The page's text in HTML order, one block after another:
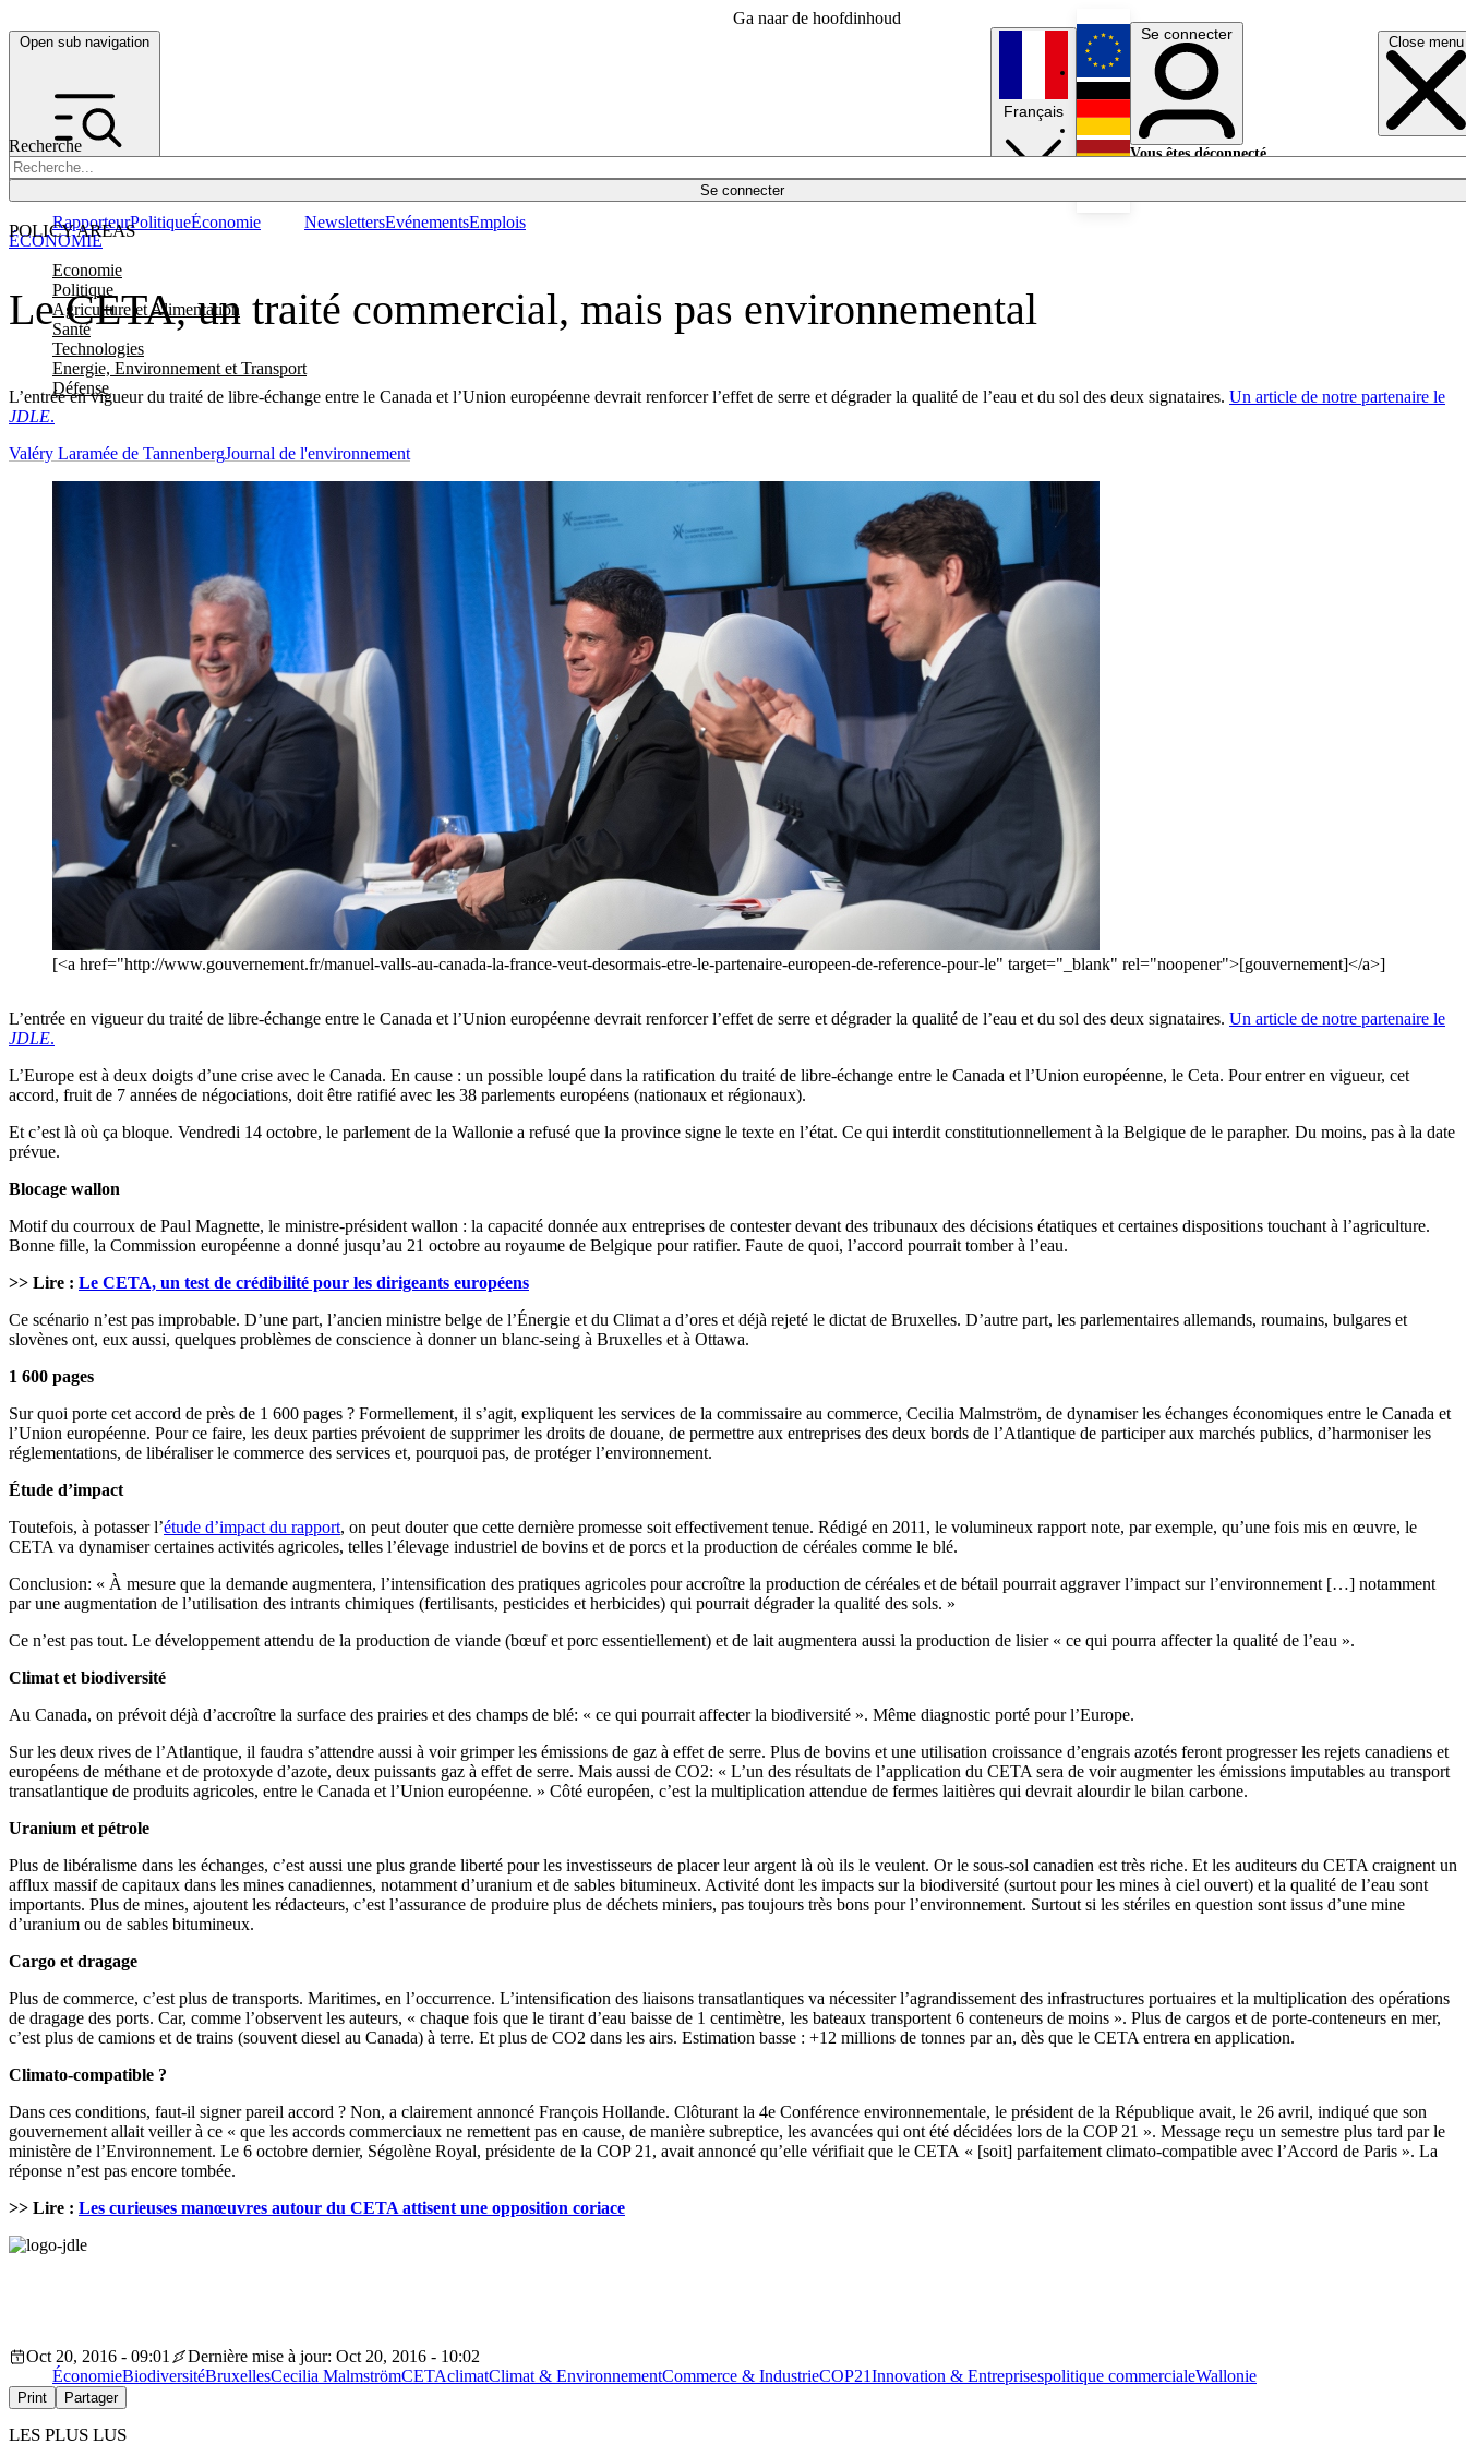
Ga naar de hoofdinhoud
Open sub navigation Close menu
Recherche
Se connecter
POLICY AREAS
Economie
Politique
Agriculture et Alimentation
Santé
Technologies
Energie, Environnement et Transport
Défense
RapporteurPolitiqueÉconomie NewslettersEvénementsEmplois
Français
English
Deutsch
Se connecter
Vous êtes déconnecté.
Le CETA, un traité commercial, mais pas environnemental
L’entrée en vigueur du traité de libre-échange entre le Canada et l’Union européenne devrait renforcer l’effet de serre et dégrader la qualité de l’eau et du sol des deux signataires. Un article de notre partenaire le
JDLE.
ÉCONOMIE
Valéry Laramée de TannenbergJournal de l'environnement
[<a href="http://www.gouvernement.fr/manuel-valls-au-canada-la-france-veut-desormais-etre-le-partenaire-europeen-de-reference-pour-le" target="_blank" rel="noopener">[gouvernement]</a>]
L’entrée en vigueur du traité de libre-échange entre le Canada et l’Union européenne devrait renforcer l’effet de serre et dégrader la qualité de l’eau et du sol des deux signataires. Un article de notre partenaire le
JDLE.
L’Europe est à deux doigts d’une crise avec le Canada. En cause : un possible loupé dans la ratification du traité de libre-échange entre le Canada et l’Union européenne, le Ceta. Pour entrer en vigueur, cet
accord, fruit de 7 années de négociations, doit être ratifié avec les 38 parlements européens (nationaux et régionaux).
Et c’est là où ça bloque. Vendredi 14 octobre, le parlement de la Wallonie a refusé que la province signe le texte en l’état. Ce qui interdit constitutionnellement à la Belgique de le parapher. Du moins, pas à la date
prévue.
Blocage wallon
Motif du courroux de Paul Magnette, le ministre-président wallon : la capacité donnée aux entreprises de contester devant des tribunaux des décisions étatiques et certaines dispositions touchant à l’agriculture.
Bonne fille, la Commission européenne a donné jusqu’au 21 octobre au royaume de Belgique pour ratifier. Faute de quoi, l’accord pourrait tomber à l’eau.
>> Lire : Le CETA, un test de crédibilité pour les dirigeants européens
Ce scénario n’est pas improbable. D’une part, l’ancien ministre belge de l’Énergie et du Climat a d’ores et déjà rejeté le dictat de Bruxelles. D’autre part, les parlementaires allemands, roumains, bulgares et
slovènes ont, eux aussi, quelques problèmes de conscience à donner un blanc-seing à Bruxelles et à Ottawa.
1 600 pages
Sur quoi porte cet accord de près de 1 600 pages ? Formellement, il s’agit, expliquent les services de la commissaire au commerce, Cecilia Malmström, de dynamiser les échanges économiques entre le Canada et
l’Union européenne. Pour ce faire, les deux parties prévoient de supprimer les droits de douane, de permettre aux entreprises des deux bords de l’Atlantique de participer aux marchés publics, d’harmoniser les
réglementations, de libéraliser le commerce des services et, pourquoi pas, de protéger l’environnement.
Étude d’impact
Toutefois, à potasser l’étude d’impact du rapport, on peut douter que cette dernière promesse soit effectivement tenue. Rédigé en 2011, le volumineux rapport note, par exemple, qu’une fois mis en œuvre, le
CETA va dynamiser certaines activités agricoles, telles l’élevage industriel de bovins et de porcs et la production de céréales comme le blé.
Conclusion: « À mesure que la demande augmentera, l’intensification des pratiques agricoles pour accroître la production de céréales et de bétail pourrait aggraver l’impact sur l’environnement […] notamment
par une augmentation de l’utilisation des intrants chimiques (fertilisants, pesticides et herbicides) qui pourrait dégrader la qualité des sols. »
Ce n’est pas tout. Le développement attendu de la production de viande (bœuf et porc essentiellement) et de lait augmentera aussi la production de lisier « ce qui pourra affecter la qualité de l’eau ».
Climat et biodiversité
Au Canada, on prévoit déjà d’accroître la surface des prairies et des champs de blé: « ce qui pourrait affecter la biodiversité ». Même diagnostic porté pour l’Europe.
Sur les deux rives de l’Atlantique, il faudra s’attendre aussi à voir grimper les émissions de gaz à effet de serre. Plus de bovins et une utilisation croissance d’engrais azotés feront progresser les rejets canadiens et
européens de méthane et de protoxyde d’azote, deux puissants gaz à effet de serre. Mais aussi de CO2: « L’un des résultats de l’application du CETA sera de voir augmenter les émissions imputables au transport
transatlantique de produits agricoles, entre le Canada et l’Union européenne. » Côté européen, c’est la multiplication attendue de fermes laitières qui devrait alourdir le bilan carbone.
Uranium et pétrole
Plus de libéralisme dans les échanges, c’est aussi une plus grande liberté pour les investisseurs de placer leur argent là où ils le veulent. Or le sous-sol canadien est très riche. Et les auditeurs du CETA craignent un
afflux massif de capitaux dans les mines canadiennes, notamment d’uranium et de sables bitumineux. Activité dont les impacts sur la biodiversité (surtout pour les mines à ciel ouvert) et la qualité de l’eau sont
importants. Plus de mines, ajoutent les rédacteurs, c’est l’assurance de produire plus de déchets miniers, pas toujours très bons pour l’environnement. Surtout si les stériles en question sont issus d’une mine
d’uranium ou de sables bitumineux.
Cargo et dragage
Plus de commerce, c’est plus de transports. Maritimes, en l’occurrence. L’intensification des liaisons transatlantiques va nécessiter l’agrandissement des infrastructures portuaires et la multiplication des opérations
de dragage des ports. Car, comme l’observent les auteurs, « chaque fois que le tirant d’eau baisse de 1 centimètre, les bateaux transportent 6 conteneurs de moins ». Plus de cargos et de porte-conteneurs en mer,
c’est plus de camions et de trains (souvent diesel au Canada) à terre. Et plus de CO2 dans les airs. Estimation basse : +12 millions de tonnes par an, dès que le CETA entrera en application.
Climato-compatible ?
Dans ces conditions, faut-il signer pareil accord ? Non, a clairement annoncé François Hollande. Clôturant la 4e Conférence environnementale, le président de la République avait, le 26 avril, indiqué que son
gouvernement allait veiller à ce « que les accords commerciaux ne remettent pas en cause, de manière subreptice, les avancées qui ont été décidées lors de la COP 21 ». Message reçu un semestre plus tard par le
ministère de l’Environnement. Le 6 octobre dernier, Ségolène Royal, présidente de la COP 21, avait annoncé qu’elle vérifiait que le CETA « [soit] parfaitement climato-compatible avec l’Accord de Paris ». La
réponse n’est pas encore tombée.
>> Lire : Les curieuses manœuvres autour du CETA attisent une opposition coriace
Oct 20, 2016 - 09:01
Dernière mise à jour: Oct 20, 2016 - 10:02
ÉconomieBiodiversitéBruxellesCecilia MalmströmCETAclimatClimat & EnvironnementCommerce & IndustrieCOP21Innovation & Entreprisespolitique commercialeWallonie
Print Partager
LES PLUS LUS